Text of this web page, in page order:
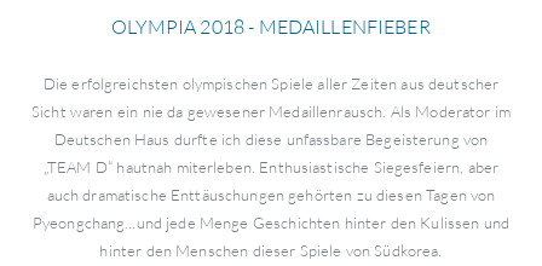
OLYMPIA 2018 - MEDAILLENFIEBER
Die erfolgreichsten olympischen Spiele aller Zeiten aus deutscher
Sicht waren ein nie da gewesener Medaillenrausch. Als Moderator im
Deutschen Haus durfte ich diese unfassbare Begeisterung von
„TEAM D“ hautnah miterleben. Enthusiastische Siegesfeiern, aber
auch dramatische Enttäuschungen gehörten zu diesen Tagen von
Pyeongchang…und jede Menge Geschichten hinter den Kulissen und
hinter den Menschen dieser Spiele von Südkorea.